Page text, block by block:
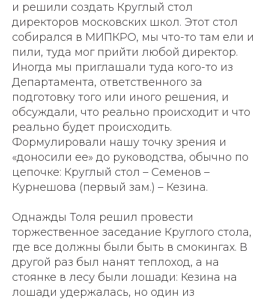
и решили создать Круглый стол
директоров московских школ. Этот стол
собирался в МИПКРО, мы что-то там ели и
пили, туда мог прийти любой директор.
Иногда мы приглашали туда кого-то из
Департамента, ответственного за
подготовку того или иного решения, и
обсуждали, что реально происходит и что
реально будет происходить.
Формулировали нашу точку зрения и
«доносили ее» до руководства, обычно по
цепочке: Круглый стол – Семенов –
Курнешова (первый зам.) – Кезина.
Однажды Толя решил провести
торжественное заседание Круглого стола,
где все должны были быть в смокингах. В
другой раз был нанят теплоход, а на
стоянке в лесу были лошади: Кезина на
лошади удержалась, но один из